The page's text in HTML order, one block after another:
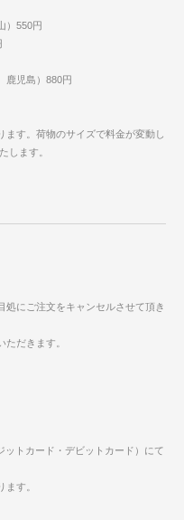
）550円
鹿児島）880円
す。荷物のサイズで料金が変動し
します。
処にご注文をキャンセルさせて頂き
だきます。
トカード・デビットカード）にて
ます。